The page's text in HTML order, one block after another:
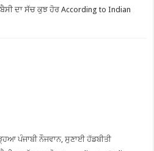
ਦਾ ਸੱਚ ਕੁਝ ਹੋਰ According to Indian
ਪੰਜਾਬੀ ਨੌਜਵਾਨ, ਸੁਣਾਈ ਹੱਡਬੀਤੀ